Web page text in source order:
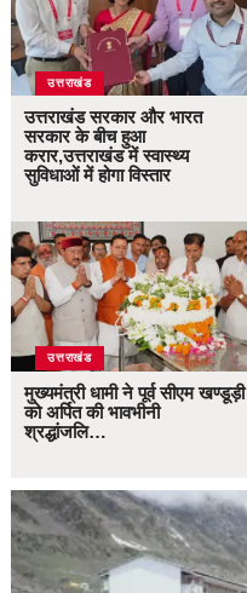
उत्तराखंड
उत्तराखंड सरकार और भारत
सरकार के बीच हुआ
करार,उत्तराखंड में स्वास्थ्य
सुविधाओं में होगा विस्तार
उत्तराखंड
मुख्यमंत्री धामी ने पूर्व सीएम खण्डूड़ी
को अर्पित की भावभीनी
श्रद्धांजलि…